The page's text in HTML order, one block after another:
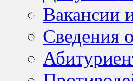
Вакансии
Сведения